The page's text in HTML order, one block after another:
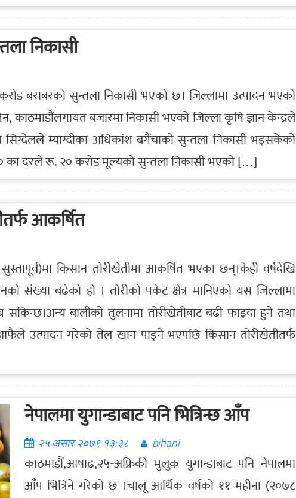
निकासी
करोड बराबरको सुन्तला निकासी भएको छ। जिल्लामा उत्पादन भएको
काठमाडौंलगायत बजारमा निकासी भएको जिल्ला कृषि ज्ञान केन्द्रले
सिग्देलले म्याग्दीका अधिकांश बगैंचाको सुन्तला निकासी भइसकेको
का दरले रू. २० करोड मूल्यको सुन्तला निकासी भएको […]
आकर्षित
किसान तोरीखेतीमा आकर्षित भएका छन्।केही वर्षदेखि
संख्या बढेको हो । तोरीको पकेट क्षेत्र मानिएको यस जिल्लामा
बालीको तुलनामा तोरीखेतीबाट बढी फाइदा हुने तथा
आफैले उत्पादन गरेको तेल खान पाइने भएपछि किसान तोरीखेतीतर्फ
नेपालमा युगान्डाबाट पनि भित्रिन्छ आँप
२५ असार २०७९ १३:३८ bihani
काठमाडौं,आषाढ,२५-अफ्रिकी मुलुक युगान्डाबाट पनि नेपालमा
आँप भित्रिने गरेको छ ।चालू आर्थिक वर्षको ११ महीना (२०७८